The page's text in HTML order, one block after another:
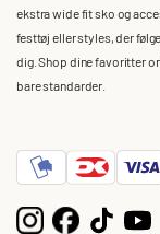
ekstra wide fit sko og
festtøj eller styles, der
dig. Shop dine favoritter
bare standarder.